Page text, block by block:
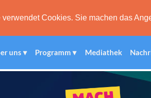
verwendet Cookies. Sie machen das
uns Programm Mediathek